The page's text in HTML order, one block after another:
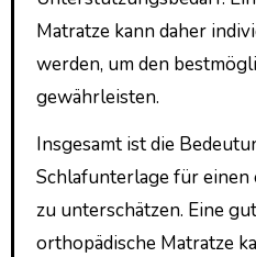
Matratze kann daher
werden, um den
gewährleisten.
Insgesamt ist die
Schlafunterlage für
zu unterschätzen. Eine
orthopädische Matratze